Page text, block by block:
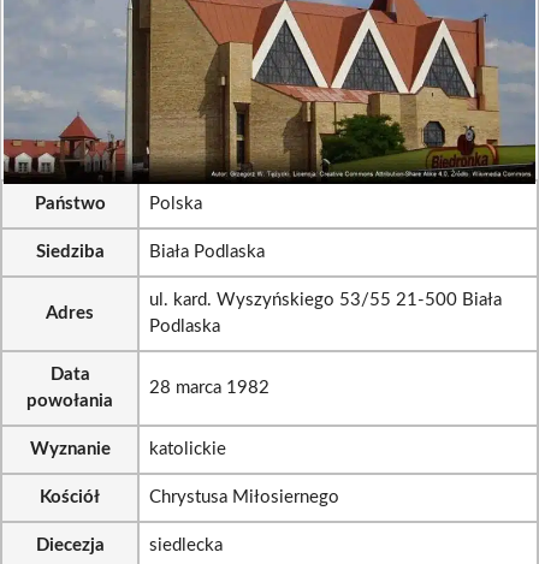
Państwo Polska
Siedziba Biała Podlaska
Adres
ul. kard. Wyszyńskiego 53/55 21-500 Biała
Podlaska
Data
powołania
28 marca 1982
Wyznanie katolickie
Kościół Chrystusa Miłosiernego
Diecezja siedlecka